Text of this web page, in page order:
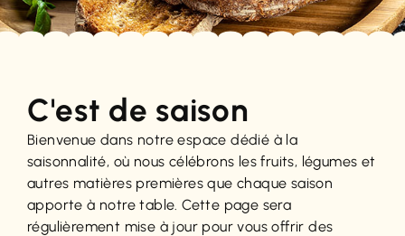
C'est de saison
Bienvenue dans notre espace dédié à la
saisonnalité, où nous célébrons les fruits, légumes et
autres matières premières que chaque saison
apporte à notre table. Cette page sera
régulièrement mise à jour pour vous offrir des